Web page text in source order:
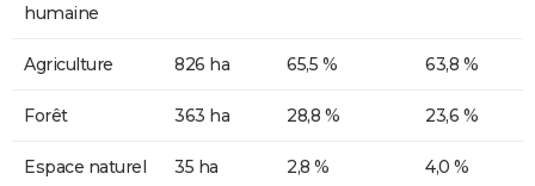
humaine
Agriculture 826 ha 65,5 % 63,8 %
Forêt 363 ha 28,8 % 23,6 %
Espace naturel 35 ha 2,8 % 4,0 %